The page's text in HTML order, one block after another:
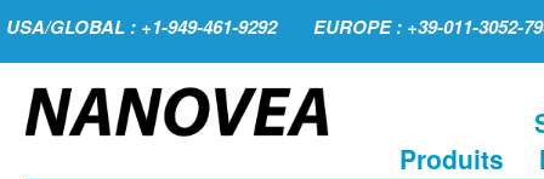
USA/GLOBAL : +1-949-461-9292 EUROPE : +39-011-3052-
Produits